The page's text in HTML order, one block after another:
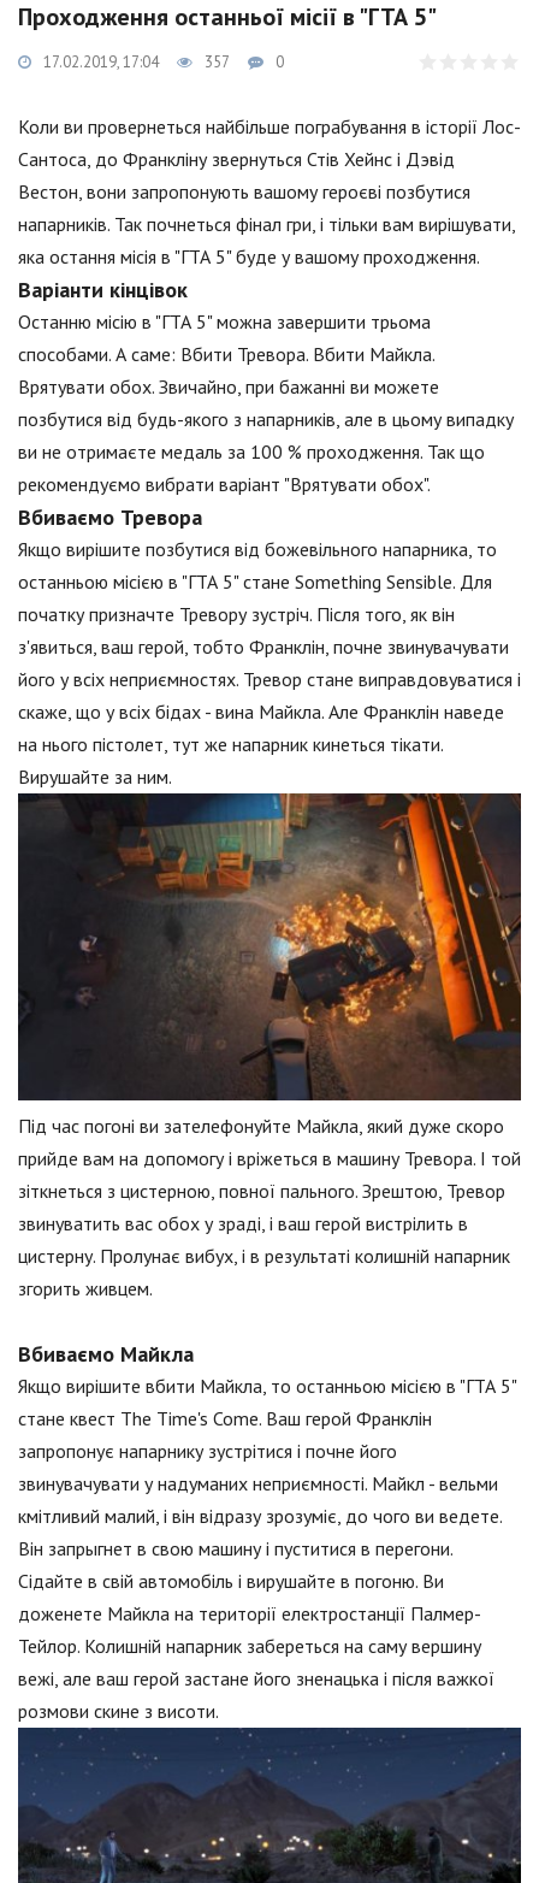
Проходження останньої місії в "ГТА 5"
17.02.2019, 17:04 357 0
Коли ви провернеться найбільше пограбування в історії Лос-
Сантоса, до Франкліну звернуться Стів Хейнс і Дэвід
Вестон, вони запропонують вашому героєві позбутися
напарників. Так почнеться фінал гри, і тільки вам вирішувати,
яка остання місія в "ГТА 5" буде у вашому проходження.
Варіанти кінцівок
Останню місію в "ГТА 5" можна завершити трьома
способами. А саме: Вбити Тревора. Вбити Майкла.
Врятувати обох. Звичайно, при бажанні ви можете
позбутися від будь-якого з напарників, але в цьому випадку
ви не отримаєте медаль за 100 % проходження. Так що
рекомендуємо вибрати варіант "Врятувати обох".
Вбиваємо Тревора
Якщо вирішите позбутися від божевільного напарника, то
останньою місією в "ГТА 5" стане Something Sensible. Для
початку призначте Тревору зустріч. Після того, як він
з'явиться, ваш герой, тобто Франклін, почне звинувачувати
його у всіх неприємностях. Тревор стане виправдовуватися і
скаже, що у всіх бідах - вина Майкла. Але Франклін наведе
на нього пістолет, тут же напарник кинеться тікати.
Вирушайте за ним.
Під час погоні ви зателефонуйте Майкла, який дуже скоро
прийде вам на допомогу і вріжеться в машину Тревора. І той
зіткнеться з цистерною, повної пального. Зрештою, Тревор
звинуватить вас обох у зраді, і ваш герой вистрілить в
цистерну. Пролунає вибух, і в результаті колишній напарник
згорить живцем.
Вбиваємо Майкла
Якщо вирішите вбити Майкла, то останньою місією в "ГТА 5"
стане квест The Time's Come. Ваш герой Франклін
запропонує напарнику зустрітися і почне його
звинувачувати у надуманих неприємності. Майкл - вельми
кмітливий малий, і він відразу зрозуміє, до чого ви ведете.
Він запрыгнет в свою машину і пуститися в перегони.
Сідайте в свій автомобіль і вирушайте в погоню. Ви
доженете Майкла на території електростанції Палмер-
Тейлор. Колишній напарник забереться на саму вершину
вежі, але ваш герой застане його зненацька і після важкої
розмови скине з висоти.